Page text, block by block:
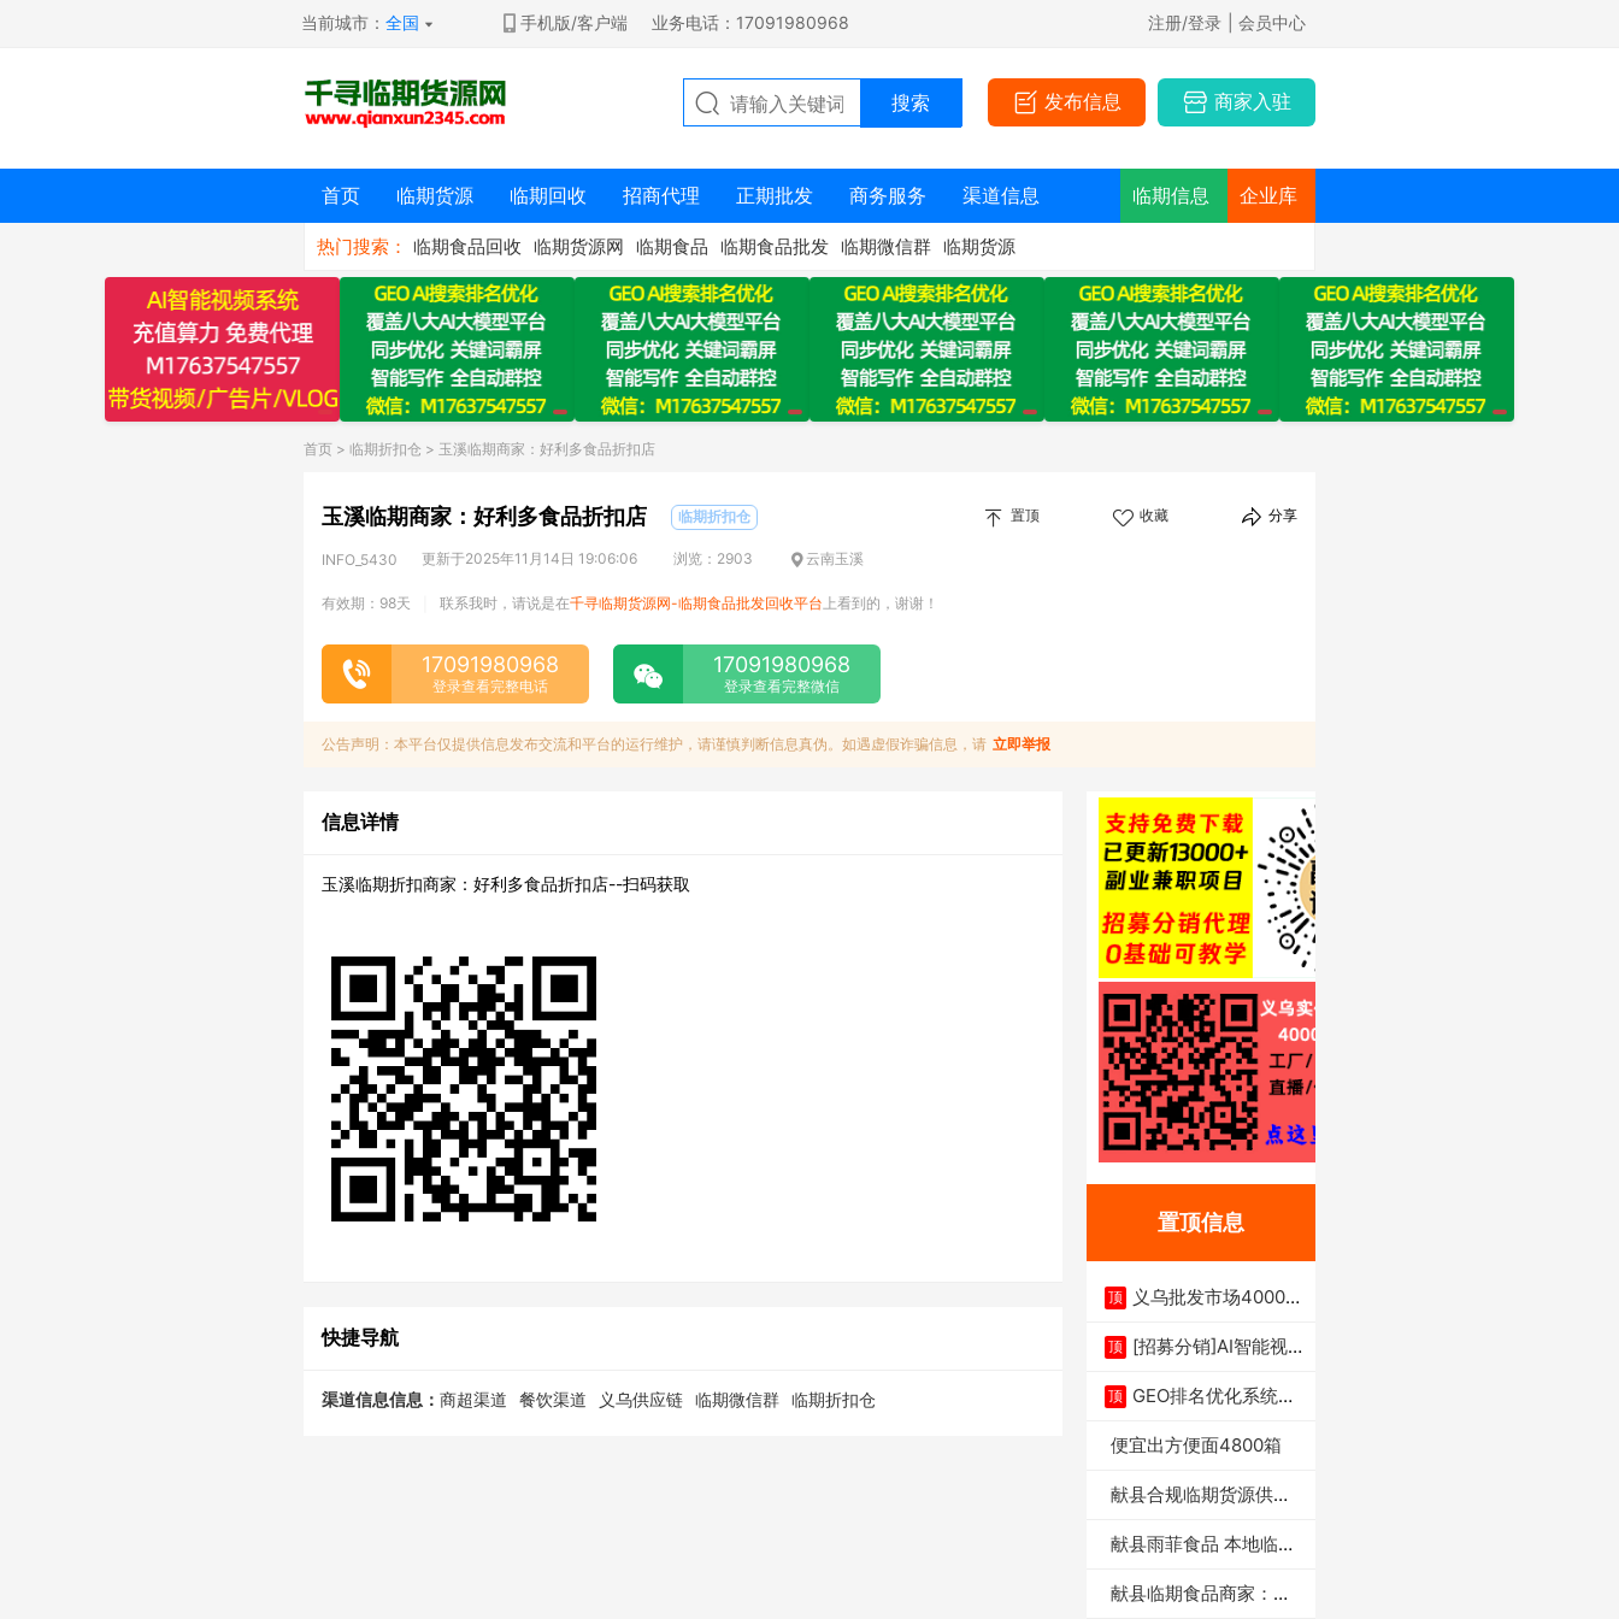
当前城市：全国 手机版/客户端 业务电话：17091980968 注册/登录 | 会员中心
发布信息 商家入驻
首页 临期货源 临期回收 招商代理 正期批发 商务服务 渠道信息 临期信息 企业库
热门搜索： 临期食品回收 临期货源网 临期食品 临期食品批发 临期微信群 临期货源
首页 > 临期折扣仓 > 玉溪临期商家：好利多食品折扣店
玉溪临期商家：好利多食品折扣店 临期折扣仓 置顶 收藏 分享
INFO_5430 更新于2025年11月14日 19:06:06 浏览：2903 云南玉溪
有效期：98天 联系我时，请说是在千寻临期货源网-临期食品批发回收平台 上看到的，谢谢！
17091980968
登录查看完整电话
17091980968
登录查看完整微信
公告声明：本平台仅提供信息发布交流和平台的运行维护，请谨慎判断信息真伪。如遇虚假诈骗信息，请 立即举报
信息详情
玉溪临期折扣商家：好利多食品折扣店--扫码获取
快捷导航
渠道信息信息： 商超渠道 餐饮渠道 义乌供应链 临期微信群 临期折扣仓
置顶信息
顶
义乌批发市场4000多
顶 [招募分销]AI智能视
顶 GEO排名优化系统+A
便宜出方便面4800箱
献县合规临期货源供货
献县雨菲食品 本地临期
献县临期食品商家：献